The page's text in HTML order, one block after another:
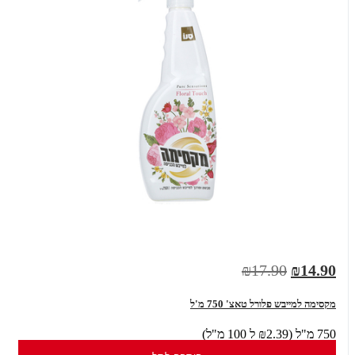
₪14.90
₪17.90
מקסימה למייבש פלורל טאצ' 750 מ'ל
750 מ"ל (₪2.39 ל 100 מ"ל)